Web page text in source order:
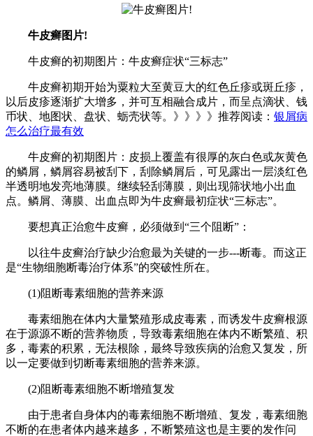
牛皮癣图片!
牛皮癣的初期图片：牛皮癣症状“三标志”
牛皮癣初期开始为粟粒大至黄豆大的红色丘疹或斑丘疹，
以后皮疹逐渐扩大增多，并可互相融合成片，而呈点滴状、钱
币状、地图状、盘状、蛎壳状等。》》》》推荐阅读： 银屑病
怎么治疗最有效
牛皮癣的初期图片：皮损上覆盖有很厚的灰白色或灰黄色
的鳞屑，鳞屑容易被刮下，刮除鳞屑后，可见露出一层淡红色
半透明地发亮地薄膜。继续轻刮薄膜，则出现筛状地小出血
点。鳞屑、薄膜、出血点即为牛皮癣最初症状“三标志”。
要想真正治愈牛皮癣，必须做到“三个阻断”：
以往牛皮癣治疗缺少治愈最为关键的一步---断毒。而这正
是“生物细胞断毒治疗体系”的突破性所在。
(1)阻断毒素细胞的营养来源
毒素细胞在体内大量繁殖形成皮毒素，而诱发牛皮癣根源
在于源源不断的营养物质，导致毒素细胞在体内不断繁殖、积
多，毒素的积累，无法根除，最终导致疾病的治愈又复发，所
以一定要做到切断毒素细胞的营养来源。
(2)阻断毒素细胞不断增殖复发
由于患者自身体内的毒素细胞不断增殖、复发，毒素细胞
不断的在患者体内越来越多，不断繁殖这也是主要的发作问